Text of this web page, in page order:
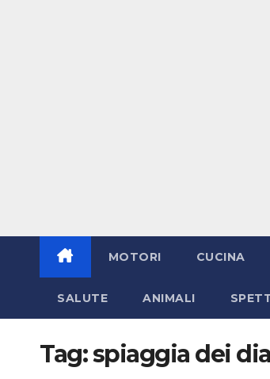
MOTORI CUCINA
SALUTE ANIMALI
Tag:spiaggia dei